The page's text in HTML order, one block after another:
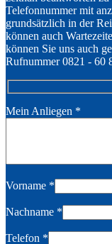
Telefonnummer mit
grundsätzlich in der
können auch
können Sie uns auch
Rufnummer 0821 - 60
Mein Anliegen *
Vorname *
Nachname *
Telefon *